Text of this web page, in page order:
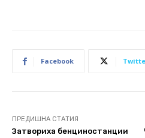
Facebook
ПРЕДИШНА СТАТИЯ
Затвориха бенциностанции